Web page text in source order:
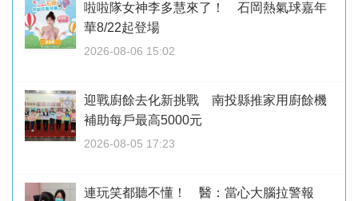
啦啦隊女神李多慧來了！ 石岡熱氣球嘉年
華8/22起登場
2026-08-06 15:02
迎戰廚餘去化新挑戰 南投縣推家用廚餘機
補助每戶最高5000元
2026-08-05 17:23
連玩笑都聽不懂！ 醫：當心大腦拉警報